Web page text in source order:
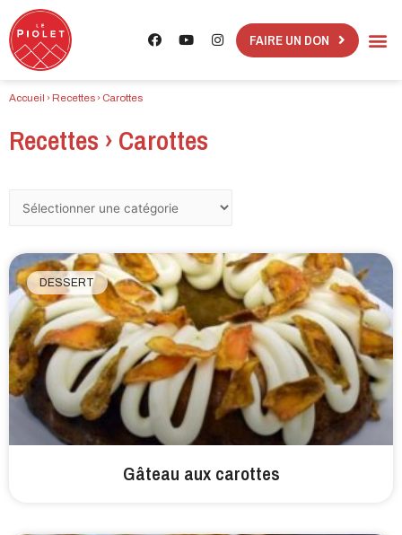
FAIRE UN DON
Accueil › Recettes › Carottes
Recettes › Carottes
DESSERT
Gâteau aux carottes